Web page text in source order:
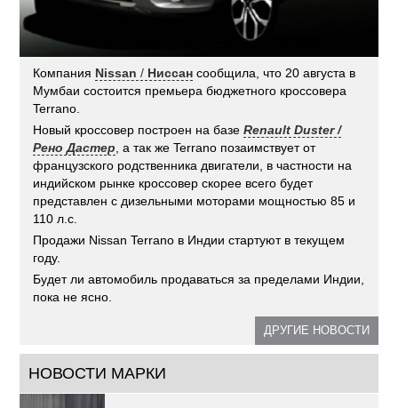
Компания Nissan / Ниссан сообщила, что 20 августа в
Мумбаи состоится премьера бюджетного кроссовера
Terrano.
Новый кроссовер построен на базеRenault Duster /
Рено Дастер , а так же Terrano позаимствует от
французского родственника двигатели, в частности на
индийском рынке кроссовер скорее всего будет
представлен с дизельными моторами мощностью 85 и
110 л.с.
Продажи Nissan Terrano в Индии стартуют в текущем
году.
Будет ли автомобиль продаваться за пределами Индии,
пока не ясно.
ДРУГИЕ НОВОСТИ
НОВОСТИ МАРКИ